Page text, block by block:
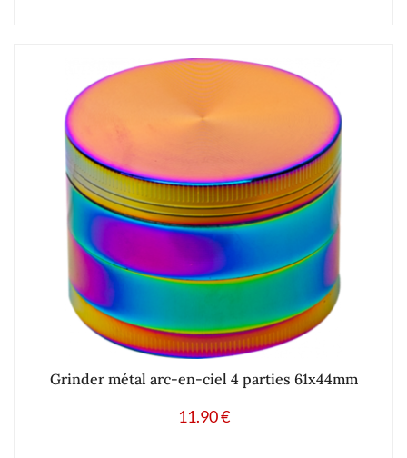
Grinder métal arc-en-ciel 4 parties 61x44mm
11.90€